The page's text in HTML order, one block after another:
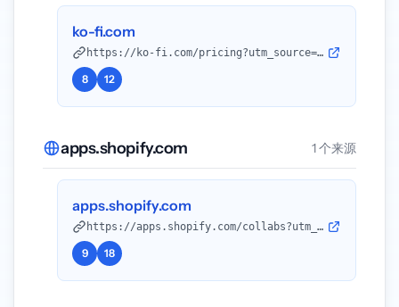
ko-fi.com
https://ko-fi.com/pricing?utm_source=openai
8 12
apps.shopify.com 1 个来源
apps.shopify.com
https://apps.shopify.com/collabs?utm_source=openai
9 18